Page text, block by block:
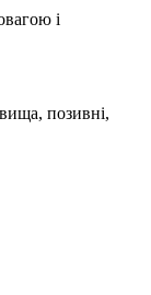
і
позивні,